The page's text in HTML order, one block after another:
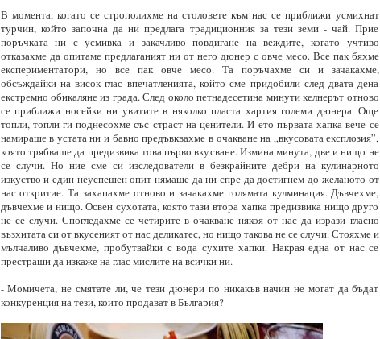
В момента, когато се строполихме на столовете към нас се приближи усмихнат
турчин, който започна да ни предлага традиционния за тези земи - чай. Прие
поръчката ни с усмивка и закачливо повдигане на веждите, когато учтиво
отказахме да опитаме предлаганият ни от него дюнер с овче месо. Все пак бяхме
експериментатори, но все пак овче месо. Та поръчахме си и зачакахме,
обсъждайки на висок глас впечатленията, който сме придобили след двата дена
екстремно обикаляне из града. След около петнадесетина минути келнерът отново
се приближи носейки ни увитите в няколко пласта хартия големи дюнера. Още
топли, топли ги поднесохме със страст на ценители. И ето първата хапка вече се
намираше в устата ни и бавно предъвквахме в очакване на „вкусовата експлозия”,
която трябваше да предизвика това първо вкусване. Измина минута, две и нищо не
се случи. Но ние сме си изследователи в безкрайните дебри на кулинарното
изкуство и един неуспешен опит нямаше да ни спре да достигнем до желаното от
нас откритие. Та захапахме отново и зачакахме голямата кулминация. Дъвчехме,
дъвчехме и нищо. Освен сухотата, която тази втора хапка предизвика нищо друго
не се случи. Спогледахме се четирите в очакване някоя от нас да изрази гласно
възхитата си от вкусеният от нас деликатес, но нищо такова не се случи. Стояхме и
мълчаливо дъвчехме, пробутвайки с вода сухите хапки. Накрая една от нас се
престраши да изкаже на глас мислите на всички ни.
- Момичета, не смятате ли, че тези дюнери по никакъв начин не могат да бъдат
конкуренция на тези, които продават в България?